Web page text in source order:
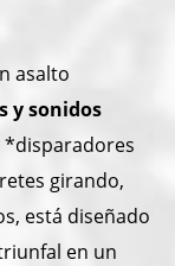
asalto
y sonidos
*disparadores
girando,
está diseñado
en un